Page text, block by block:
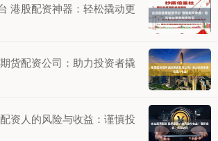
港股配资神器：轻松撬动更
货配资公司：助力投资者撬
资人的风险与收益：谨慎投